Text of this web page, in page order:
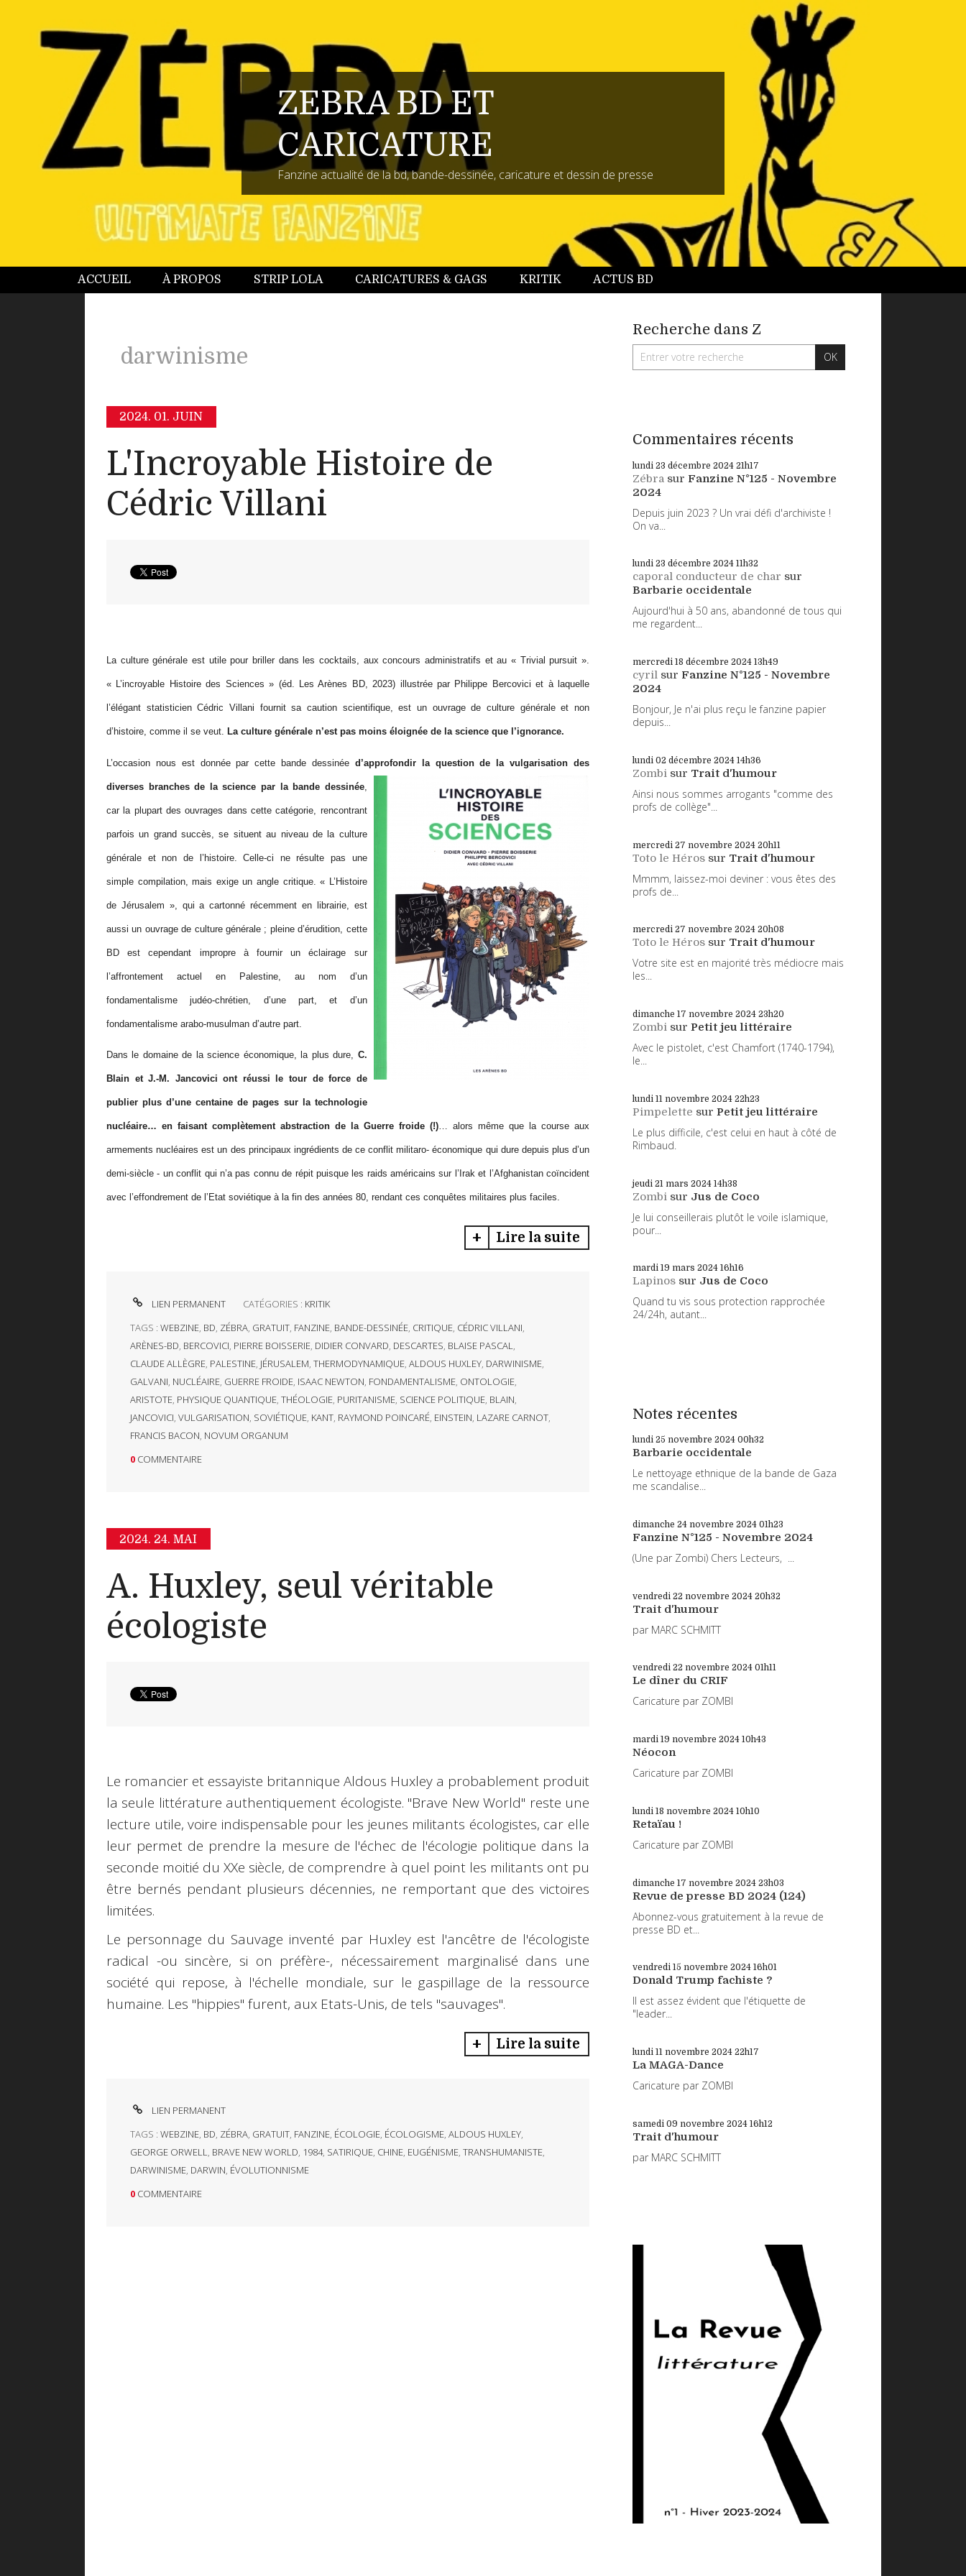
ZEBRA BD ET
CARICATURE
Fanzine actualité de la bd, bande-dessinée, caricature et dessin de presse
ACCUEIL À PROPOS STRIP LOLA CARICATURES & GAGS KRITIK ACTUS BD
darwinisme
2024. 01. JUIN
L'Incroyable Histoire de
Cédric Villani
La culture générale est utile pour briller dans les cocktails, aux concours administratifs et au« Trivial pursuit».
« L’incroyable Histoire des Sciences » (éd. Les Arènes BD, 2023) illustrée par Philippe Bercovici et àlaquelle
’é égant statisticien Cédric Villani fournit sa caution scientifique, est un ouvrage de culture générale et non
d’ histoire, comme il se veut. La culture générale n’est pas moins é loignée de la science que l ’ignorance.
L ’occasion nous est donnée par cette bande dessinée d’approfondir la question de la vulgarisation des
diverses branches de la science par la bande dessinée,
car la plupart des ouvrages dans cette catégorie, rencontrant
parfois un grand succès, se situent au niveau de la culture
générale et non de l’histoire. Celle-ci ne résulte pas une
simple compilation, mais exige un angle critique.« L ’Histoire
de Jérusalem », qui a cartonné récemment en librairie, est
aussi un ouvrage de culture générale ; pleine d’érudition, cette
BD est cependant impropre àfournir unéclairage sur
l’affrontement actuel en Palestine, au nom d’un
fondamentalisme judéo-chrétien, d’une part, et d’un
fondamentalisme arabo-musulman d’autre part.
Dans le domaine de la science économique, la plus dure, C.
Blain et J.-M. Jancovici ont réussi le tour de force de
publier plus d ’une centaine de pages sur la technologie
nucl éaire… en faisant compl ètement abstraction de la Guerre froide (!)… alors même que la course aux
armements nucléaires est un des principaux ingrédients de ce conflit militaro-économique qui dure depuis plus d’un
demi-siècle - un conflit qui n’a pas connu de répit puisque les raids américains sur l ’ Irak et l ’Afghanistan coïncident
avec l ’effondrement de l ’ Etat soviétique àla fin des années 80, rendant ces conquêtes militaires plus faciles.
Lire la suite
LIEN PERMANENT CATÉGORIES : KRITIK
TAGS : WEBZINE, BD, ZÉBRA, GRATUIT, FANZINE, BANDE-DESSINÉE, CRITIQUE, CÉDRIC VILLANI,
ARÈNES-BD, BERCOVICI, PIERRE BOISSERIE, DIDIER CONVARD, DESCARTES, BLAISE PASCAL,
CLAUDE ALLÈGRE, PALESTINE, JÉRUSALEM, THERMODYNAMIQUE, ALDOUS HUXLEY, DARWINISME,
GALVANI, NUCLÉAIRE, GUERRE FROIDE, ISAAC NEWTON, FONDAMENTALISME, ONTOLOGIE,
ARISTOTE, PHYSIQUE QUANTIQUE, THÉOLOGIE, PURITANISME, SCIENCE POLITIQUE, BLAIN,
JANCOVICI, VULGARISATION, SOVIÉTIQUE, KANT, RAYMOND POINCARÉ, EINSTEIN, LAZARE CARNOT,
FRANCIS BACON, NOVUM ORGANUM
0 COMMENTAIRE
2024. 24. MAI
A. Huxley, seul véritable
écologiste
Le romancier et essayiste britannique Aldous Huxley a probablement produit
la seule littérature authentiquement écologiste. "Brave New World" reste une
lecture utile, voire indispensable pour les jeunes militants écologistes, car elle
leur permet de prendre la mesure de l'échec de l'écologie politique dans la
seconde moitié du XXe siècle, de comprendre à quel point les militants ont pu
être bernés pendant plusieurs décennies, ne remportant que des victoires
limitées.
Le personnage du Sauvage inventé par Huxley est l'ancêtre de l'écologiste
radical -ou sincère, si on préfère-, nécessairement marginalisé dans une
société qui repose, à l'échelle mondiale, sur le gaspillage de la ressource
humaine. Les "hippies" furent, aux Etats-Unis, de tels "sauvages".
Lire la suite
LIEN PERMANENT
TAGS : WEBZINE, BD, ZÉBRA, GRATUIT, FANZINE, ÉCOLOGIE, ÉCOLOGISME, ALDOUS HUXLEY,
GEORGE ORWELL, BRAVE NEW WORLD, 1984, SATIRIQUE, CHINE, EUGÉNISME, TRANSHUMANISTE,
DARWINISME, DARWIN, ÉVOLUTIONNISME
0 COMMENTAIRE
Recherche dans Z
Commentaires récents
lundi 23 décembre 2024 21h17
Zébra sur Fanzine N°125 - Novembre
2024
Depuis juin 2023 ? Un vrai défi d'archiviste !
On va...
lundi 23 décembre 2024 11h32
caporal conducteur de char sur
Barbarie occidentale
Aujourd'hui à 50 ans, abandonné de tous qui
me regardent...
mercredi 18 décembre 2024 13h49
cyril sur Fanzine N°125 - Novembre
2024
Bonjour, Je n'ai plus reçu le fanzine papier
depuis...
lundi 02 décembre 2024 14h36
Zombi sur Trait d'humour
Ainsi nous sommes arrogants "comme des
profs de collège"...
mercredi 27 novembre 2024 20h11
Toto le Héros sur Trait d'humour
Mmmm, laissez-moi deviner : vous êtes des
profs de...
mercredi 27 novembre 2024 20h08
Toto le Héros sur Trait d'humour
Votre site est en majorité très médiocre mais
les...
dimanche 17 novembre 2024 23h20
Zombi sur Petit jeu littéraire
Avec le pistolet, c'est Chamfort (1740-1794),
le...
lundi 11 novembre 2024 22h23
Pimpelette sur Petit jeu littéraire
Le plus difficile, c'est celui en haut à côté de
Rimbaud.
jeudi 21 mars 2024 14h38
Zombi sur Jus de Coco
Je lui conseillerais plutôt le voile islamique,
pour...
mardi 19 mars 2024 16h16
Lapinos sur Jus de Coco
Quand tu vis sous protection rapprochée
24/24h, autant...
Notes récentes
lundi 25 novembre 2024 00h32
Barbarie occidentale
Le nettoyage ethnique de la bande de Gaza
me scandalise...
dimanche 24 novembre 2024 01h23
Fanzine N°125 - Novembre 2024
(Une par Zombi) Chers Lecteurs, ...
vendredi 22 novembre 2024 20h32
Trait d'humour
par MARC SCHMITT
vendredi 22 novembre 2024 01h11
Le dîner du CRIF
Caricature par ZOMBI
mardi 19 novembre 2024 10h43
Néocon
Caricature par ZOMBI
lundi 18 novembre 2024 10h10
Retaïau !
Caricature par ZOMBI
dimanche 17 novembre 2024 23h03
Revue de presse BD 2024 (124)
Abonnez-vous gratuitement à la revue de
presse BD et...
vendredi 15 novembre 2024 16h01
Donald Trump fachiste ?
Il est assez évident que l'étiquette de
"leader...
lundi 11 novembre 2024 22h17
La MAGA-Dance
Caricature par ZOMBI
samedi 09 novembre 2024 16h12
Trait d'humour
par MARC SCHMITT